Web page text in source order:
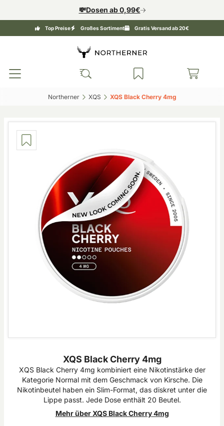
💸Dosen ab 0,99€
Top Preise Großes Sortiment Gratis Versand ab 20€
Northerner‎ XQS‎ XQS Black Cherry 4mg‎
XQS Black Cherry 4mg
XQS Black Cherry 4mg kombiniert eine Nikotinstärke der
Kategorie Normal mit dem Geschmack von Kirsche. Die
Nikotinbeutel haben ein Slim-Format, das diskret unter die
Lippe passt. Jede Dose enthält 20 Beutel.
Mehr über XQS Black Cherry 4mg